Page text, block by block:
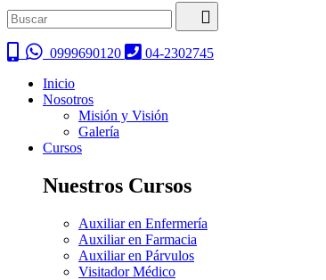
0999690120
04-2302745
Inicio
Nosotros
Misión y Visión
Galería
Cursos
Nuestros Cursos
Auxiliar en Enfermería
Auxiliar en Farmacia
Auxiliar en Párvulos
Visitador Médico